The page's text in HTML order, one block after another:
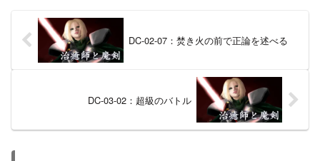
DC-02-07：焚き火の前で正論を述べる
DC-03-02：超級のバトル